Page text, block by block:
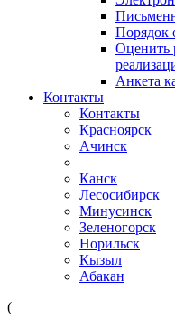
Порядок
Оценить
Анкета
Контакты
Контакты
Красноярск
Ачинск
Канск
Лесосибирск
Минусинск
Зеленогорск
Норильск
Кызыл
Абакан
(